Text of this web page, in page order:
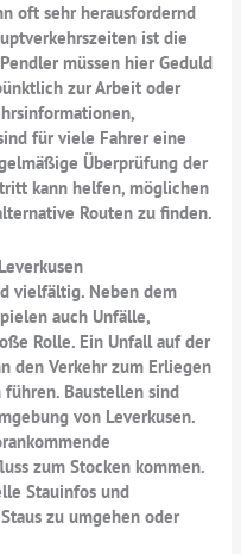
oft sehr herausfordernd
ist die
müssen hier Geduld
zur Arbeit oder
für viele Fahrer eine
Überprüfung der
kann helfen, möglichen
Routen zu finden.
vielfältig. Neben dem
auch Unfälle,
Rolle. Ein Unfall auf der
den Verkehr zum Erliegen
Baustellen sind
von Leverkusen.
zum Stocken kommen.
Stauinfos und
zu umgehen oder